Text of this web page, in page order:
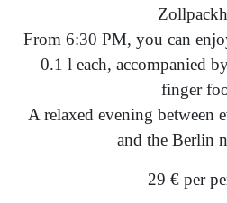
From 6:30 PM, you can
0.1 l each, accompanied
finger
A relaxed evening between
and the Berlin
29 € per